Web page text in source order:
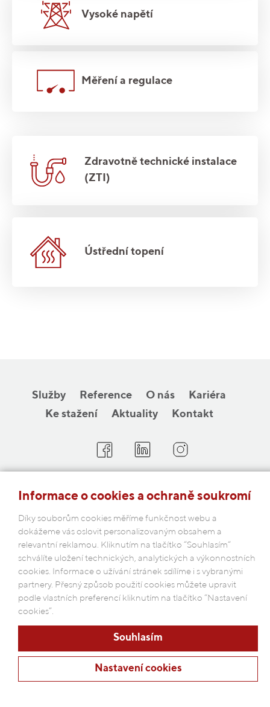
Vysoké napětí
Měření a regulace
Zdravotně technické instalace
(ZTI)
Ústřední topení
Služby Reference O nás
Kariéra
Ke stažení
Aktuality Kontakt
Michelská 18/12a, 140 00 Praha 4
Česká republika
Podmínky ochrany osobních údajů
Informace o cookies a ochraně soukromí
Díky souborům cookies měříme funkčnost webu a
dokážeme vás oslovit personalizovaným obsahem a
relevantní reklamou. Kliknutím na tlačítko “Souhlasím“
schválíte uložení technických, analytických a výkonnostních
cookies. Informace o užívání stránek sdílíme i s vybranými
partnery. Přesný způsob použití cookies můžete upravit
podle vlastních preferencí kliknutím na tlačítko “Nastavení
cookies”.
Souhlasím
Nastavení cookies